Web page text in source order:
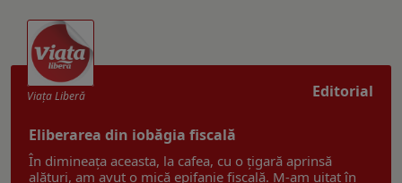
Editorial
Viaţa Liberă
Eliberarea din iobăgia fiscală
În dimineața aceasta, la cafea, cu o țigară aprinsă
alături, am avut o mică epifanie fiscală. M-am uitat în